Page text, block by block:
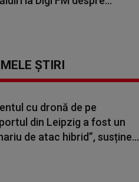
ȘTIRI
cu dronă de pe
din Leipzig a fost un
de atac hibrid”, susține...